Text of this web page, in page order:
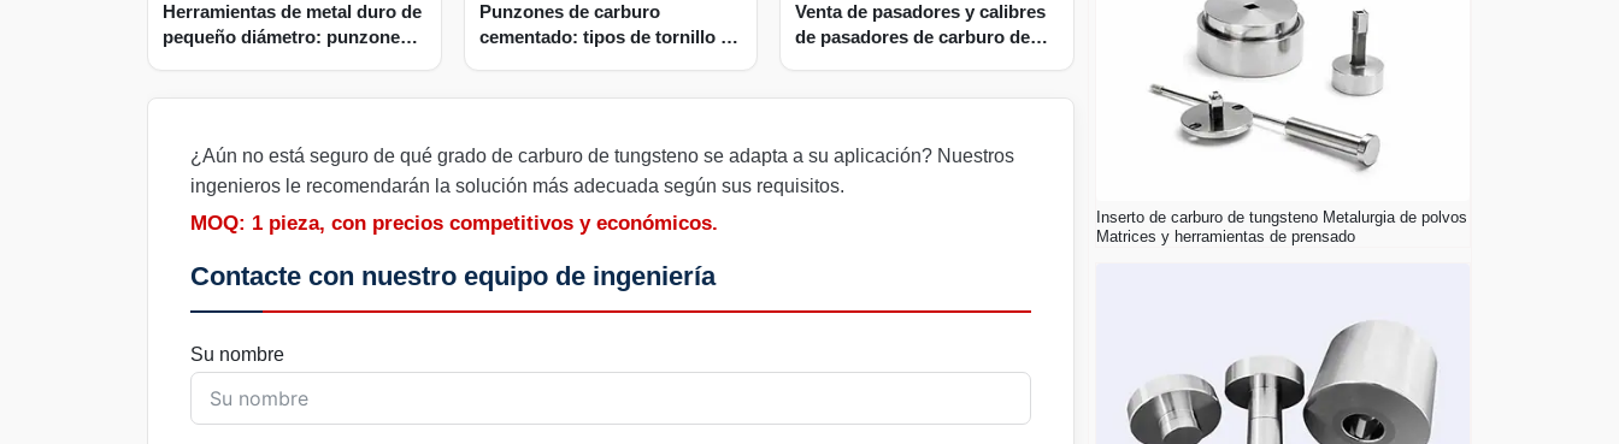
Herramientas de metal duro de
pequeño diámetro: punzones y
Punzones de carburo
cementado: tipos de tornillo y
Venta de pasadores y calibres
de pasadores de carburo de
¿Aún no está seguro de qué grado de carburo de tungsteno se adapta a su aplicación? Nuestros
ingenieros le recomendarán la solución más adecuada según sus requisitos.
MOQ: 1 pieza, con precios competitivos y económicos.
Contacte con nuestro equipo de ingeniería
Su nombre
Inserto de carburo de tungsteno Metalurgia de polvos
Matrices y herramientas de prensado